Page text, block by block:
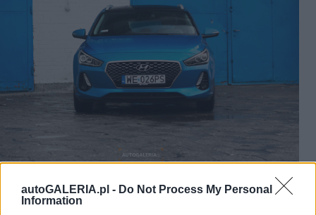
autoGALERIA.pl - Do Not Process My Personal
Information
Zobacz 31 zdjęć